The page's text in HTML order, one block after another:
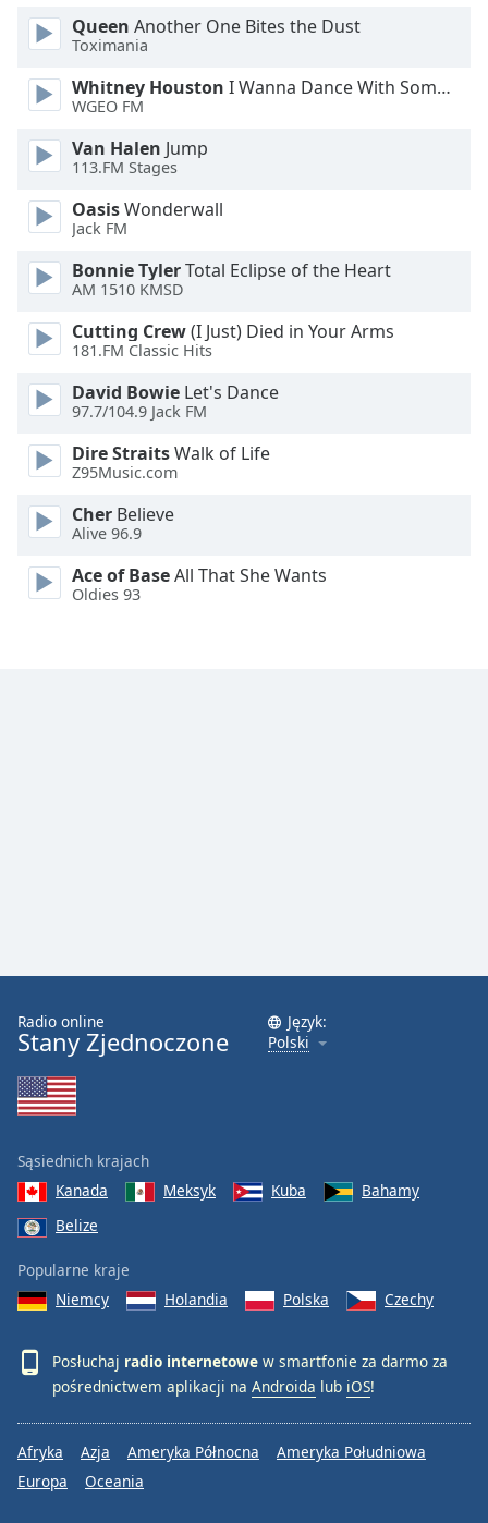
Style
Done
Close
Dialog
End
dialog
window.
Queen Another One Bites the Dust
Toximania
Whitney Houston I Wanna Dance With Somebody
WGEO FM
Van Halen Jump
113.FM Stages
OasisWonderwall
Jack FM
Bonnie TylerTotal Eclipse of the Heart
AM 1510 KMSD
Cutting Crew(I Just) Died in Your Arms
181.FM Classic Hits
David Bowie Let's Dance
97.7/104.9 Jack FM
Dire StraitsWalk of Life
Z95Music.com
Cher Believe
Alive 96.9
Ace of BaseAll That She Wants
Oldies 93
Radio online
Stany Zjednoczone
Język:
Polski
Sąsiednich krajach
Kanada
Meksyk Kuba
Bahamy
Belize
Popularne kraje
Niemcy
Holandia Polska Czechy
Posłuchaj radio internetowe w smartfonie za darmo za
pośrednictwem aplikacji na Androida lub iOS!
Afryka Azja Ameryka Północna
Ameryka Południowa
Europa
Oceania